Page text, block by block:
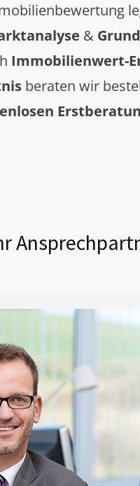
&
Immobilienwert-
beraten wir